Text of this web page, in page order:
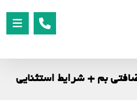
بم + شرایط استثنایی